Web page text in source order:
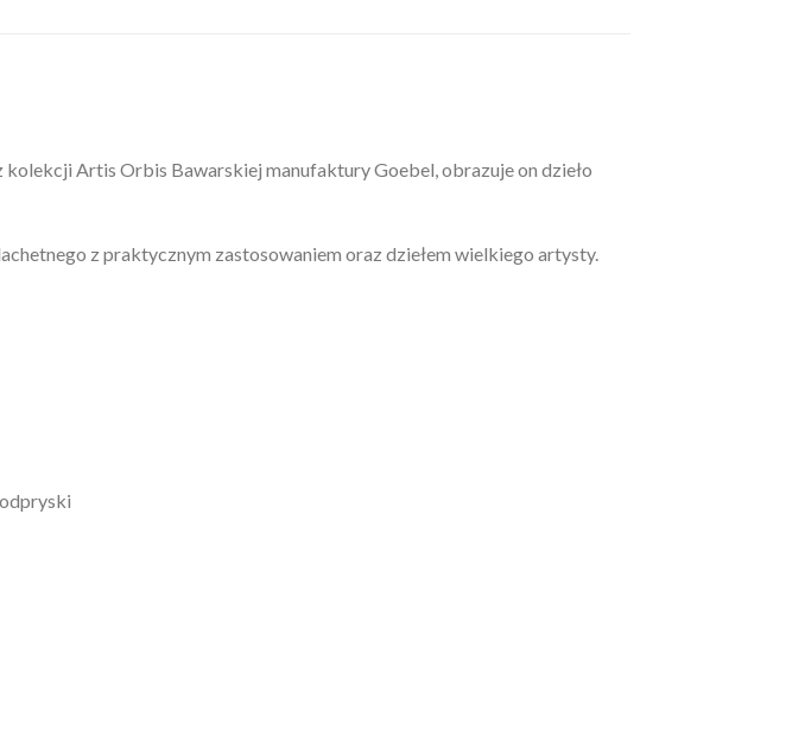
Artis Orbis Bawarskiej manufaktury Goebel, obrazuje on dzieło
z praktycznym zastosowaniem oraz dziełem wielkiego artysty.